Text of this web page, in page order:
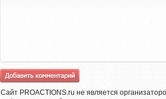
Сайт PROACTIONS.ru не является